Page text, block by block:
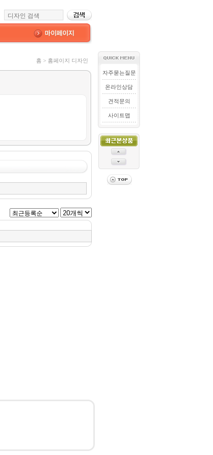
홈 > 홈페이지 디자인
자주묻는질문
온라인상담
견적문의
사이트맵